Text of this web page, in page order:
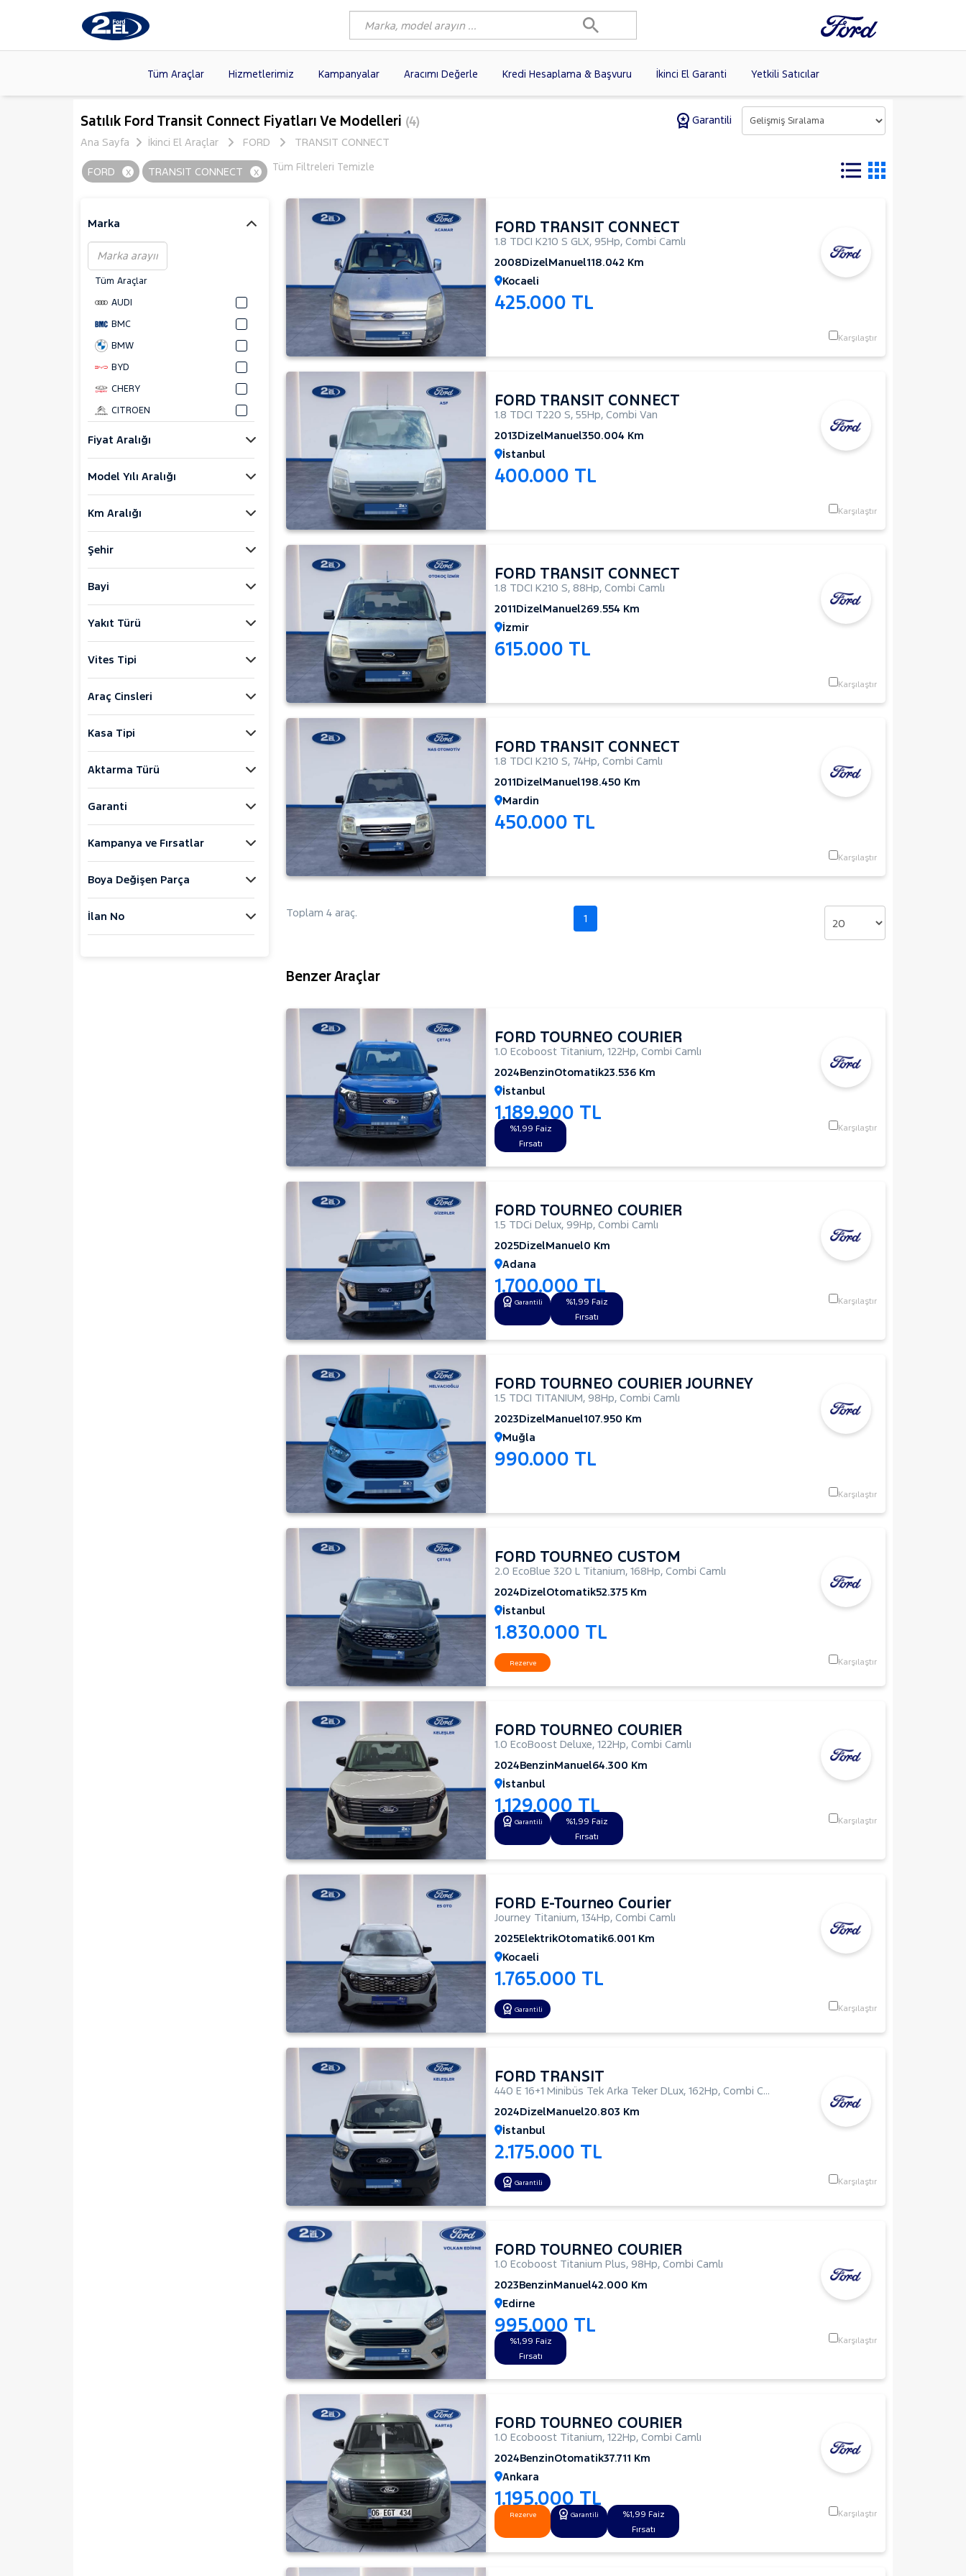
Tüm Araçlar Hizmetlerimiz Kampanyalar Aracımı Değerle Kredi Hesaplama & Başvuru İkinci El Garanti Yetkili Satıcılar
Markalar >
Modeller >
Kasalar >
FORD(893) FIAT
VOLKSWAGEN(61)
CITROEN
(19)
SKODA
Satılık Ford Transit Connect Fiyatları Ve Modelleri (4)
Garantili
Ana Sayfa
İkinci El Araçlar FORD TRANSIT CONNECT
Tüm Filtreleri Temizle
FORD x TRANSIT CONNECT x
Marka
Tüm Araçlar
AUDI
BMC
BMW
BYD
CHERY
CITROEN
DAIHATSU
FIAT
FORD
E-Tourneo Courier
E-Transit
FIESTA
FOCUS
KUGA
Mustang Mach-E
PUMA
RANGER RAPTOR
TOURNEO CONNECT
TOURNEO COURIER
Fiyat Aralığı
Model Yılı Aralığı
Km Aralığı
Şehir
Bayi
Yakıt Türü
Vites Tipi
Araç Cinsleri
Kasa Tipi
Aktarma Türü
Garanti
Kampanya ve Fırsatlar
Boya Değişen Parça
İlan No
FORD TRANSIT CONNECT
1.8 TDCI K210 S GLX, 95Hp, Combi Camlı
2008DizelManuel118.042 Km
Kocaeli
425.000 TL
Karşılaştır
FORD TRANSIT CONNECT
1.8 TDCI T220 S, 55Hp, Combi Van
2013DizelManuel350.004 Km
İstanbul
400.000 TL
Karşılaştır
FORD TRANSIT CONNECT
1.8 TDCI K210 S, 88Hp, Combi Camlı
2011DizelManuel269.554 Km
İzmir
615.000 TL
Karşılaştır
FORD TRANSIT CONNECT
1.8 TDCI K210 S, 74Hp, Combi Camlı
2011DizelManuel198.450 Km
Mardin
450.000 TL
Karşılaştır
Toplam 4 araç. 1
Benzer Araçlar
FORD TOURNEO COURIER
1.0 Ecoboost Titanium, 122Hp, Combi Camlı
2024BenzinOtomatik23.536 Km
İstanbul
1.189.900 TL
%1,99 Faiz
Fırsatı
Karşılaştır
FORD TOURNEO COURIER
1.5 TDCi Delux, 99Hp, Combi Camlı
2025DizelManuel0 Km
Adana
1.700.000 TL
Garantili
%1,99 Faiz
Fırsatı
Karşılaştır
FORD TOURNEO COURIER JOURNEY
1.5 TDCI TITANIUM, 98Hp, Combi Camlı
2023DizelManuel107.950 Km
Muğla
990.000 TL
Karşılaştır
FORD TOURNEO CUSTOM
2.0 EcoBlue 320 L Titanium, 168Hp, Combi Camlı
2024DizelOtomatik52.375 Km
İstanbul
1.830.000 TL
Rezerve Karşılaştır
FORD TOURNEO COURIER
1.0 EcoBoost Deluxe, 122Hp, Combi Camlı
2024BenzinManuel64.300 Km
İstanbul
1.129.000 TL
Garantili
%1,99 Faiz
Fırsatı
Karşılaştır
FORD E-Tourneo Courier
Journey Titanium, 134Hp, Combi Camlı
2025ElektrikOtomatik6.001 Km
Kocaeli
1.765.000 TL
Garantili Karşılaştır
FORD TRANSIT
440 E 16+1 Minibüs Tek Arka Teker DLux, 162Hp, Combi Camlı
2024DizelManuel20.803 Km
İstanbul
2.175.000 TL
Garantili Karşılaştır
FORD TOURNEO COURIER
1.0 Ecoboost Titanium Plus, 98Hp, Combi Camlı
2023BenzinManuel42.000 Km
Edirne
995.000 TL
%1,99 Faiz
Fırsatı
Karşılaştır
FORD TOURNEO COURIER
1.0 Ecoboost Titanium, 122Hp, Combi Camlı
2024BenzinOtomatik37.711 Km
Ankara
1.195.000 TL
Rezerve Garantili
%1,99 Faiz
Fırsatı
Karşılaştır